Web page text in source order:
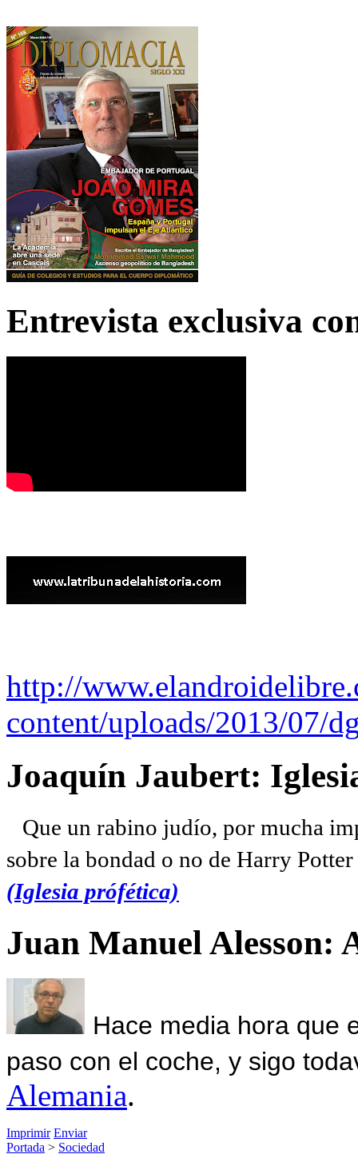
Entrevista exclusiva
http://
content/uploads/2013/07/
Joaquín Jaubert:
Que un rabino judío, por mucha
sobre la bondad o no de Harry
(Iglesia prófética)
Juan Manuel Alesson:
Hace media hora que
paso con el coche, y sigo
Alemania.
Imprimir Enviar
Portada > Sociedad